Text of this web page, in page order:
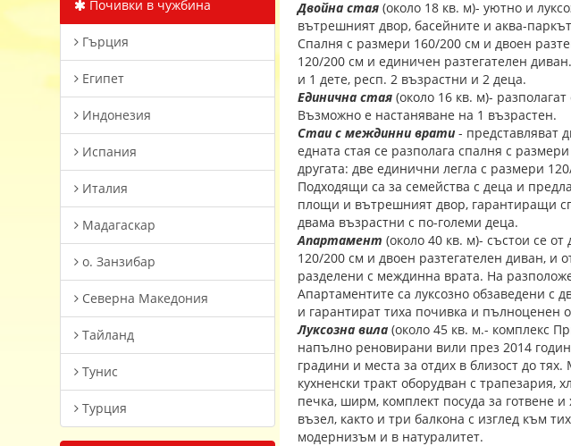
Почивки в чужбина
Гърция
Египет
Индонезия
Испания
Италия
Мадагаскар
о. Занзибар
Северна Македония
Тайланд
Тунис
Турция
Двойна стая (около 18 кв. м)- уютно и
вътрешният двор, басейните и аква-
Спалня с размери 160/200 см и двоен
120/200 см и единичен разтегателен
и 1 дете, респ. 2 възрастни и 2 деца.
Единична стая (около 16 кв. м)-
Възможно е настаняване на 1 възрастен.
Стаи с междинни врати- представляват
едната стая се разполага спалня с
другата: две единични легла с размери
Подходящи са за семейства с деца и
площи и вътрешният двор, гарантиращи
двама възрастни с по-големи деца.
Апартамент (около 40 кв. м)- състои се
120/200 см и двоен разтегателен диван, и
разделени с междинна врата. На
Апартаментите са луксозно обзаведени с
и гарантират тиха почивка и пълноценен
Луксозна вила (около 45 кв. м.- комплекс
напълно реновирани вили през 2014
градини и места за отдих в близост до
кухненски тракт оборудван с трапезария,
печка, ширм, комплект посуда за готвене
възел, както и три балкона с изглед към
модернизъм и в натуралитет.